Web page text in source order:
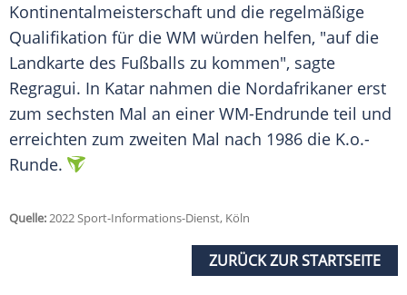
Kontinentalmeisterschaft und die regelmäßige
Qualifikation für die WM würden helfen, "auf die
Landkarte des Fußballs zu kommen", sagte
Regragui. In Katar nahmen die Nordafrikaner erst
zum sechsten Mal an einer WM-Endrunde teil und
erreichten zum zweiten Mal nach 1986 die K.o.-
Runde.
Quelle:2022 Sport-Informations-Dienst, Köln
ZURÜCK ZUR STARTSEITE